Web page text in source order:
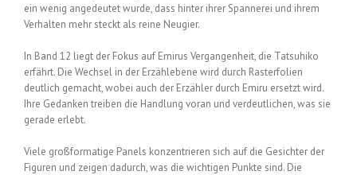
ein wenig angedeutet wurde, dass hinter ihrer Spannerei und ihrem
Verhalten mehr steckt als reine Neugier.
In Band 12 liegt der Fokus auf Emirus Vergangenheit, die Tatsuhiko
erfährt. Die Wechsel in der Erzählebene wird durch Rasterfolien
deutlich gemacht, wobei auch der Erzähler durch Emiru ersetzt wird.
Ihre Gedanken treiben die Handlung voran und verdeutlichen, was sie
gerade erlebt.
Viele großformatige Panels konzentrieren sich auf die Gesichter der
Figuren und zeigen dadurch, was die wichtigen Punkte sind. Die